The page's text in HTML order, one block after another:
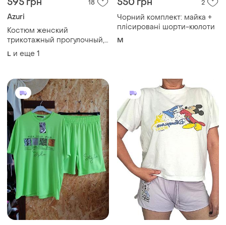
18
Azuri
Костюм женский
трикотажный прогулочный,
хлопок, кофта свитшот,
шорты, l/46, xl/48, см.
L и еще 1
2
Чорний комплект: майка +
плісировані шорти-кюлоти
M